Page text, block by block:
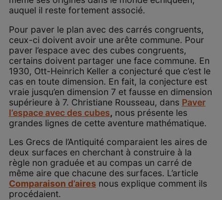
auquel il reste fortement associé.
Pour paver le plan avec des carrés congruents,
ceux-ci doivent avoir une arête commune. Pour
paver l’espace avec des cubes congruents,
certains doivent partager une face commune. En
1930, Ott-Heinrich Keller a conjecturé que c’est le
cas en toute dimension. En fait, la conjecture est
vraie jusqu’en dimension 7 et fausse en dimension
supérieure à 7. Christiane Rousseau, dans Paver
l’espace avec des cubes, nous présente les
grandes lignes de cette aventure mathématique.
Les Grecs de l’Antiquité comparaient les aires de
deux surfaces en cherchant à construire à la
règle non graduée et au compas un carré de
même aire que chacune des surfaces. L’article
Comparaison d’aires nous explique comment ils
procédaient.